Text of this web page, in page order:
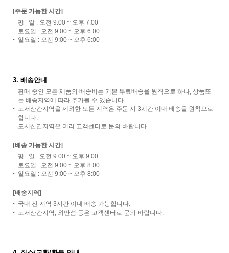
[주문 가능한 시간]
평 일 : 오전 9:00 ~ 오후 7:00
토요일 : 오전 9:00 ~ 오후 6:00
일요일 : 오전 9:00 ~ 오후 6:00
3. 배송안내
판매 중인 모든 제품의 배송비는 기본 무료배송을 원칙으로 하나, 상품또
는 배송지역에 따라 추가될 수 있습니다.
도서산간지역을 제외한 모든 지역은 주문 시 3시간 이내 배송을 원칙으로
합니다.
도서산간지역은 미리 고객센터로 문의 바랍니다.
[배송 가능한 시간]
평 일 : 오전 9:00 ~ 오후 9:00
토요일 : 오전 9:00 ~ 오후 8:00
일요일 : 오전 9:00 ~ 오후 8:00
[배송지역]
국내 전 지역 3시간 이내 배송 가능합니다.
도서산간지역, 외딴섬 등은 고객센터로 문의 바랍니다.